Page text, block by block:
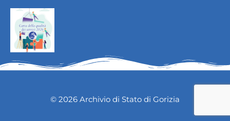
© 2026 Archivio di Stato di Gorizia